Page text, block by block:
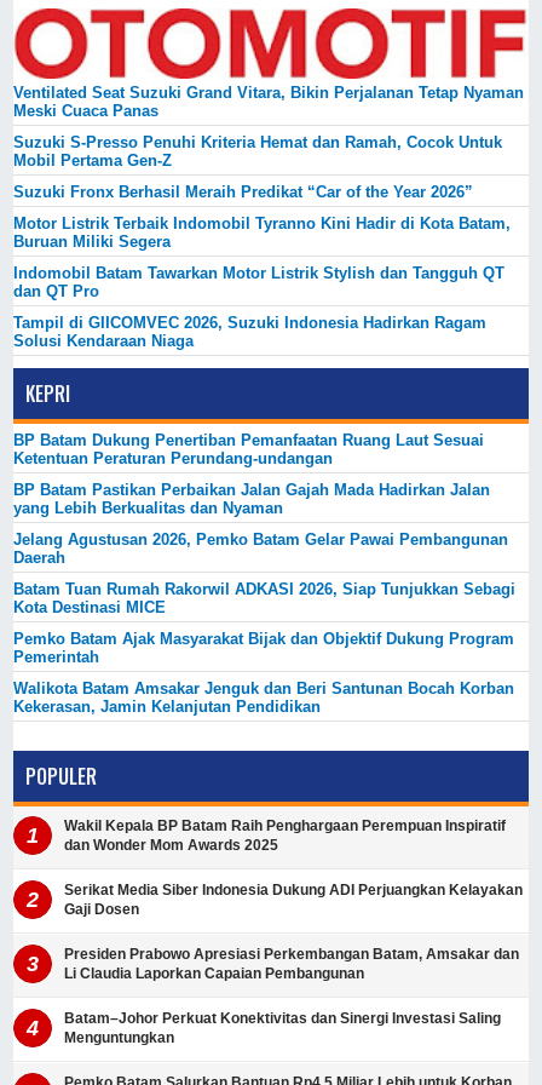
Ventilated Seat Suzuki Grand Vitara, Bikin Perjalanan Tetap Nyaman
Meski Cuaca Panas
Suzuki S-Presso Penuhi Kriteria Hemat dan Ramah, Cocok Untuk
Mobil Pertama Gen-Z
Suzuki Fronx Berhasil Meraih Predikat “Car of the Year 2026”
Motor Listrik Terbaik Indomobil Tyranno Kini Hadir di Kota Batam,
Buruan Miliki Segera
Indomobil Batam Tawarkan Motor Listrik Stylish dan Tangguh QT
dan QT Pro
Tampil di GIICOMVEC 2026, Suzuki Indonesia Hadirkan Ragam
Solusi Kendaraan Niaga
KEPRI
BP Batam Dukung Penertiban Pemanfaatan Ruang Laut Sesuai
Ketentuan Peraturan Perundang-undangan
BP Batam Pastikan Perbaikan Jalan Gajah Mada Hadirkan Jalan
yang Lebih Berkualitas dan Nyaman
Jelang Agustusan 2026, Pemko Batam Gelar Pawai Pembangunan
Daerah
Batam Tuan Rumah Rakorwil ADKASI 2026, Siap Tunjukkan Sebagi
Kota Destinasi MICE
Pemko Batam Ajak Masyarakat Bijak dan Objektif Dukung Program
Pemerintah
Walikota Batam Amsakar Jenguk dan Beri Santunan Bocah Korban
Kekerasan, Jamin Kelanjutan Pendidikan
POPULER
Wakil Kepala BP Batam Raih Penghargaan Perempuan Inspiratif
dan Wonder Mom Awards 2025
Serikat Media Siber Indonesia Dukung ADI Perjuangkan Kelayakan
Gaji Dosen
Presiden Prabowo Apresiasi Perkembangan Batam, Amsakar dan
Li Claudia Laporkan Capaian Pembangunan
Batam–Johor Perkuat Konektivitas dan Sinergi Investasi Saling
Menguntungkan